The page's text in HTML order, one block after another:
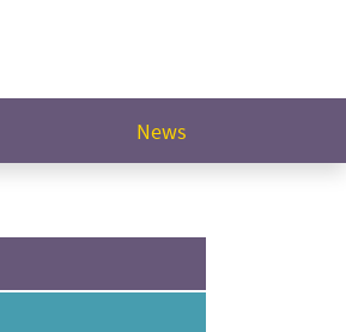
News